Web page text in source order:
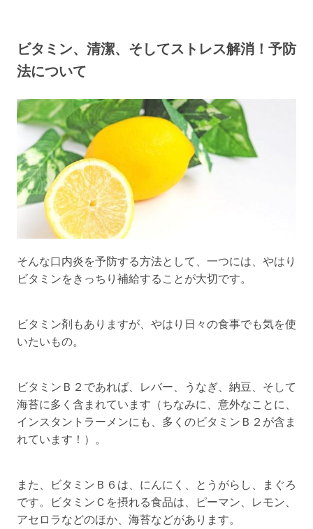
ビタミン、清潔、そしてストレス解消！予防
法について
そんな口内炎を予防する方法として、一つには、やはり
ビタミンをきっちり補給することが大切です。
ビタミン剤もありますが、やはり日々の食事でも気を使
いたいもの。
ビタミンＢ２であれば、レバー、うなぎ、納豆、そして
海苔に多く含まれています（ちなみに、意外なことに、
インスタントラーメンにも、多くのビタミンＢ２が含ま
れています！）。
また、ビタミンＢ６は、にんにく、とうがらし、まぐろ
です。ビタミンＣを摂れる食品は、ピーマン、レモン、
アセロラなどのほか、海苔などがあります。